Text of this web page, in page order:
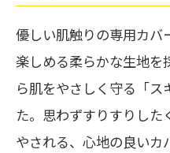
優しい肌触りの専用カバ
楽しめる柔らかな生地を
ら肌をやさしく守る「ス
た。思わずすりすりし
やされる、心地の良いカ